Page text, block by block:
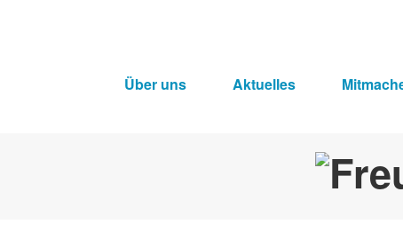
Über uns Aktuelles